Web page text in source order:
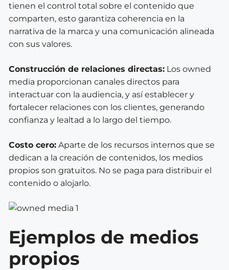
tienen el control total sobre el contenido que
comparten, esto garantiza coherencia en la
narrativa de la marca y una comunicación alineada
con sus valores.
Construcción de relaciones directas: Los owned
media proporcionan canales directos para
interactuar con la audiencia, y así establecer y
fortalecer relaciones con los clientes, generando
confianza y lealtad a lo largo del tiempo.
Costo cero: Aparte de los recursos internos que se
dedican a la creación de contenidos, los medios
propios son gratuitos. No se paga para distribuir el
contenido o alojarlo.
Ejemplos de medios
propios